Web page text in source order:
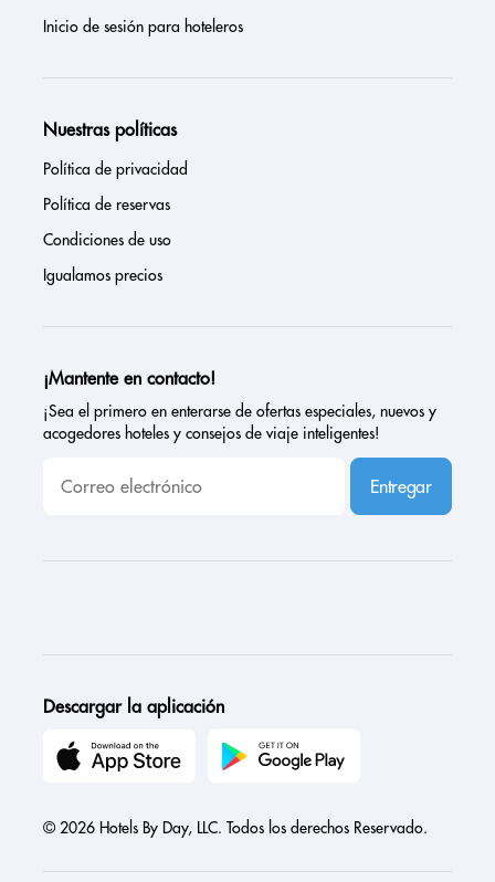
Inicio de sesión para hoteleros
Nuestras políticas
Política de privacidad
Política de reservas
Condiciones de uso
Igualamos precios
¡Mantente en contacto!
¡Sea el primero en enterarse de ofertas especiales, nuevos y
acogedores hoteles y consejos de viaje inteligentes!
Entregar
Descargar la aplicación
© 2026 Hotels By Day, LLC. Todos los derechos Reservado.